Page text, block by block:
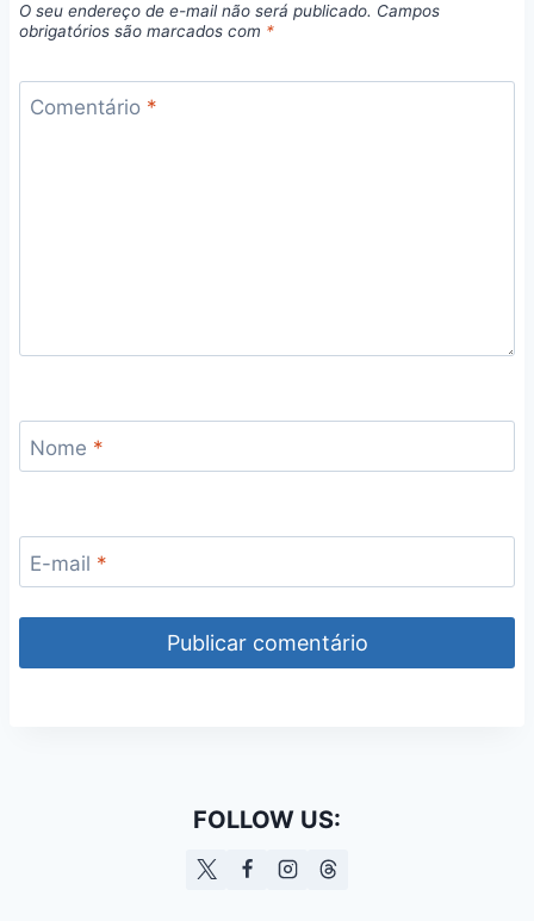
O seu endereço de e-mail não será publicado. Campos
obrigatórios são marcados com *
Comentário *
Nome *
E-mail *
FOLLOW US: